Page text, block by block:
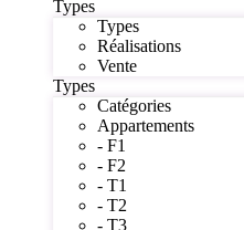
Types
Types
Réalisations
Vente
Types
Catégories
Appartements
- F1
- F2
- T1
- T2
- T3